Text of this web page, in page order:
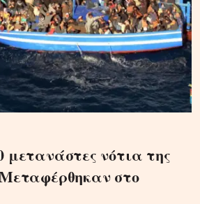
μετανάστες νότια της
στο